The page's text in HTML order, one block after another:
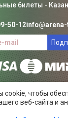
билеты -
50-12
Казань Арены.
об общих
чтобы
веб-сайта и